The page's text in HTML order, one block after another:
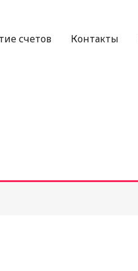
счетов Контакты